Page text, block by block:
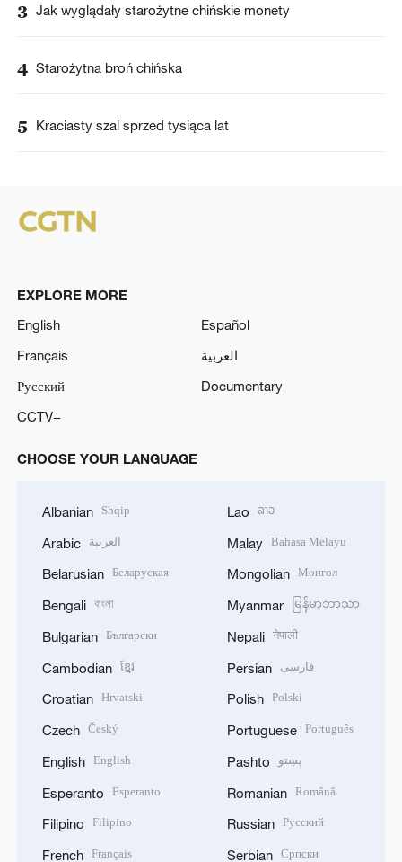
3 Jak wyglądały starożytne chińskie monety
4 Starożytna broń chińska
5 Kraciasty szal sprzed tysiąca lat
EXPLORE MORE
English
Español
Français
العربية
Русский
Documentary
CCTV+
CHOOSE YOUR LANGUAGE
Albanian Shqip
Arabic العربية
Belarusian Беларуская
Bengali বাংলা
Bulgarian Български
Cambodian ខ្មែរ
Croatian Hrvatski
Czech Český
English English
Esperanto Esperanto
Filipino Filipino
French Français
Lao ລາວ
Malay Bahasa Melayu
Mongolian Монгол
Myanmar မြန်မာဘာသာ
Nepali नेपाली
Persian فارسی
Polish Polski
Portuguese Português
Pashto پښتو
Romanian Română
Russian Русский
Serbian Српски